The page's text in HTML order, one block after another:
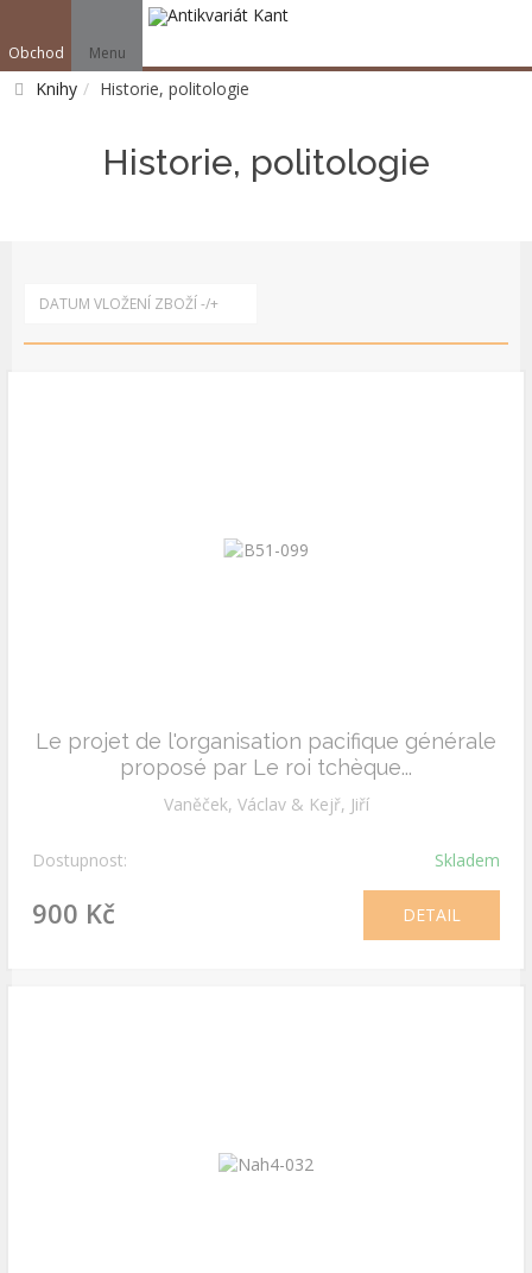
Obchod Menu
Knihy Historie, politologie
Historie, politologie
DATUM VLOŽENÍ ZBOŽÍ -/+
Le projet de l'organisation pacifique générale
proposé par Le roi tchèque...
Vaněček, Václav & Kejř, Jiří
Dostupnost: Skladem
900 Kč DETAIL